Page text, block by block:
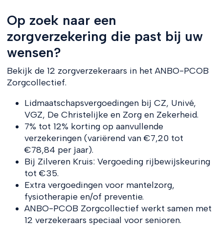
Op zoek naar een
zorgverzekering die past bij uw
wensen?
Bekijk de 12 zorgverzekeraars in het ANBO-PCOB
Zorgcollectief.
Lidmaatschapsvergoedingen bij CZ, Univé,
VGZ, De Christelijke en Zorg en Zekerheid.
7% tot 12% korting op aanvullende
verzekeringen (variërend van €7,20 tot
€78,84 per jaar).
Bij Zilveren Kruis: Vergoeding rijbewijskeuring
tot €35.
Extra vergoedingen voor mantelzorg,
fysiotherapie en/of preventie.
ANBO-PCOB Zorgcollectief werkt samen met
12 verzekeraars speciaal voor senioren.